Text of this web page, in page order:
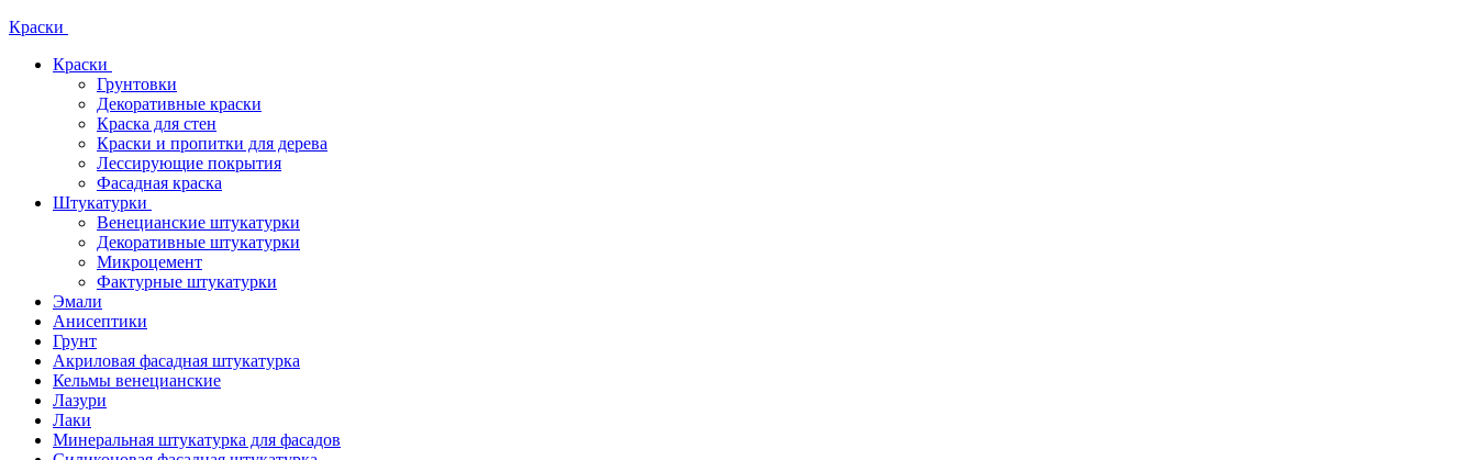
Краски
Краски
Грунтовки
Декоративные краски
Краска для стен
Краски и пропитки для дерева
Лессирующие покрытия
Фасадная краска
Штукатурки
Венецианские штукатурки
Декоративные штукатурки
Микроцемент
Фактурные штукатурки
Эмали
Анисептики
Грунт
Акриловая фасадная штукатурка
Кельмы венецианские
Лазури
Лаки
Минеральная штукатурка для фасадов